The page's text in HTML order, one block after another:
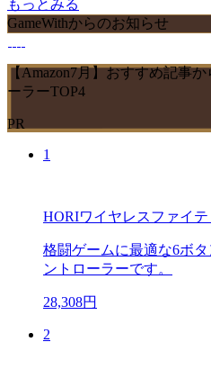
もっとみる
GameWithからのお知らせ
【Amazon7月】おすすめ記事
ーラーTOP4
PR
1
HORIワイヤレスファイ
格闘ゲームに最適な6ボ
ントローラーです。
28,308円
2